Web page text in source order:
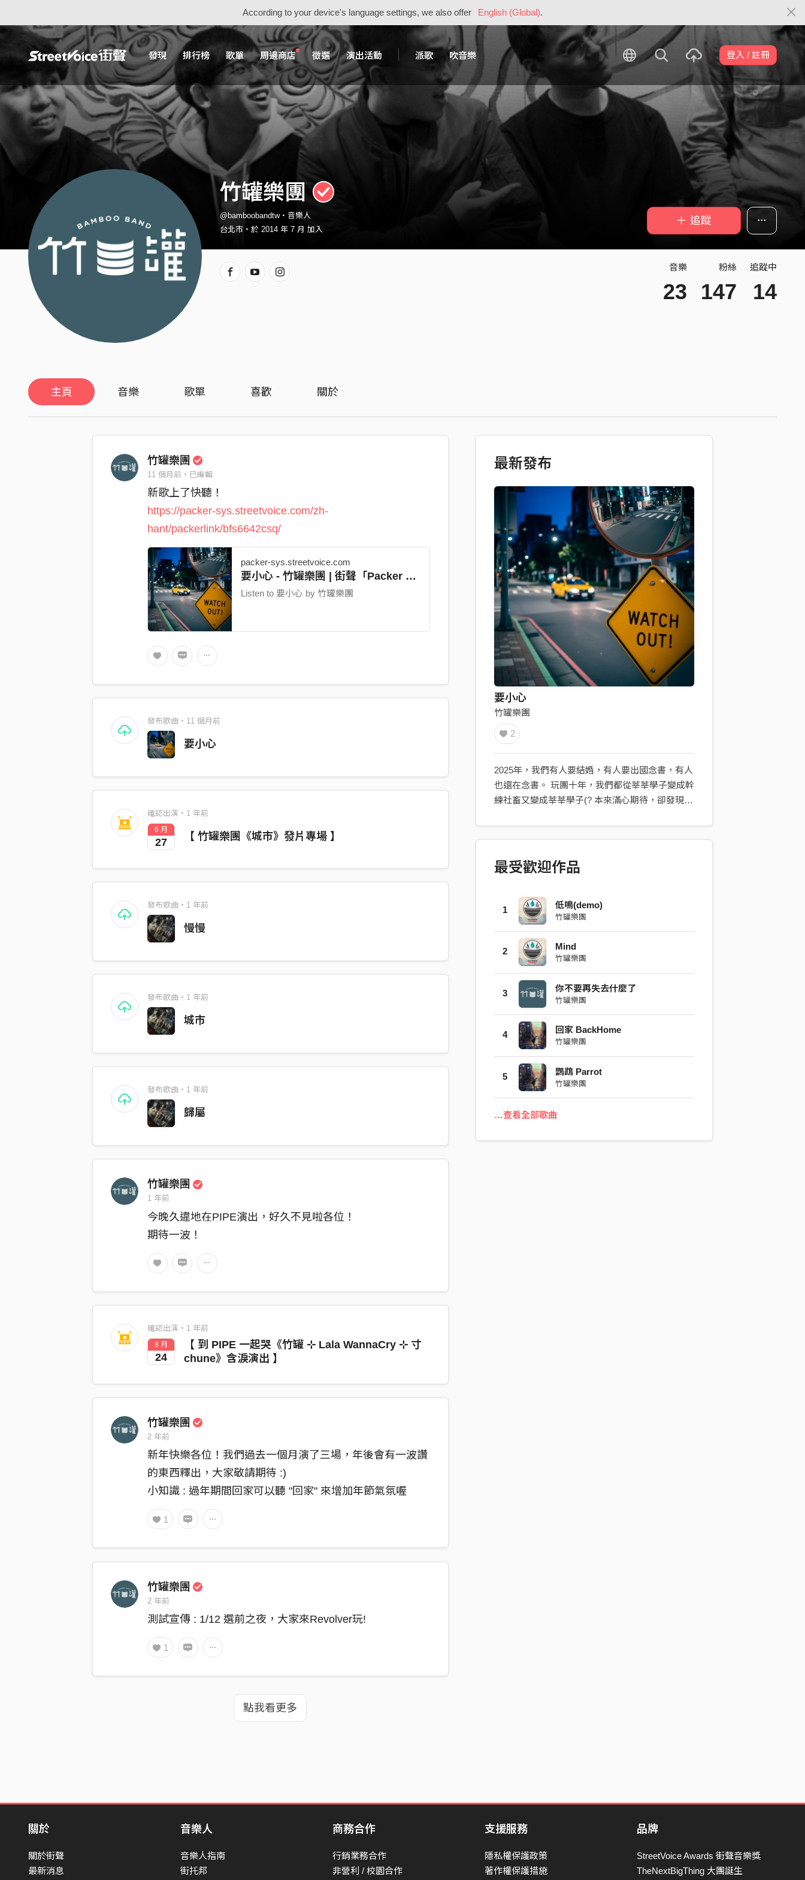
According to your device's language settings, we also offer English (Global).
發現 排行榜 歌單 周邊商店 徵選 演出活動 派歌 吹音樂 登入 / 註冊
竹罐樂團
@bamboobandtw・音樂人
台北市・於 2014 年 7 月 加入
＋ 追蹤
音樂
23
粉絲
147
追蹤中
14
主頁 音樂 歌單 喜歡 關於
竹罐樂團
11 個月前・已編輯
新歌上了快聽！
https://packer-sys.streetvoice.com/zh-
hant/packerlink/bfs6642csq/
packer-sys.streetvoice.com
要小心 - 竹罐樂團 | 街聲「Packer 派
歌」數位發行服務
Listen to 要小心 by 竹罐樂團
發布歌曲・11 個月前
要小心
確認出演・1 年前
6 月
27 【 竹罐樂團《城市》發片專場 】
發布歌曲・1 年前
慢慢
發布歌曲・1 年前
城市
發布歌曲・1 年前
歸屬
竹罐樂團
1 年前
今晚久違地在PIPE演出，好久不見啦各位！
期待一波！
確認出演・1 年前
8 月
24
【 到 PIPE 一起哭《竹罐 ⊹ Lala WannaCry ⊹ 寸
chune》含淚演出 】
竹罐樂團
2 年前
新年快樂各位！我們過去一個月演了三場，年後會有一波讚
的東西釋出，大家敬請期待 :)
小知識 : 過年期間回家可以聽 "回家" 來增加年節氣氛喔
1
竹罐樂團
2 年前
測試宣傳 : 1/12 選前之夜，大家來Revolver玩!
1
點我看更多
最新發布
要小心
竹罐樂團
2
2025年，我們有人要結婚，有人要出國念書，有人
也還在念書。 玩團十年，我們都從莘莘學子變成幹
練社畜又變成莘莘學子(? 本來滿心期待，卻發現社
你要小心。 朝九晚五的日子，身心靈被侵蝕的三十
而立。 要小心，要小心。 詞曲 | 竹罐樂團 編曲 |
Shuo,Huang 錄音Recording | 吳旻駿 Darren Wu
@OPMusic Studio 混音Mixing | 吳旻駿 Darren Wu
@OPMusic Studio 母帶後期 Mastering | 吳旻駿
Darren Wu @OPMusic Studio 和聲編寫Chorus
Arrangement | 吳旻駿 Darren Wu @OPMusic
最受歡迎作品
1 低鳴(demo)
竹罐樂團
2 Mind
竹罐樂團
3 你不要再失去什麼了
竹罐樂團
4 回家 BackHome
竹罐樂團
5 鸚鵡 Parrot
竹罐樂團
…查看全部歌曲
關於
關於街聲
最新消息
音樂人
音樂人指南
街托邦
商務合作
行銷業務合作
非營利 / 校園合作
支援服務
隱私權保護政策
著作權保護措施
品牌
StreetVoice Awards 街聲音樂獎
TheNextBigThing 大團誕生